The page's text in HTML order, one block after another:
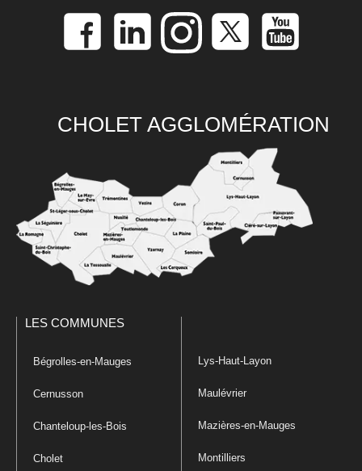
CHOLET AGGLOMÉRATION
LES COMMUNES
Bégrolles-en-Mauges
Cernusson
Chanteloup-les-Bois
Cholet
Lys-Haut-Layon
Maulévrier
Mazières-en-Mauges
Montilliers